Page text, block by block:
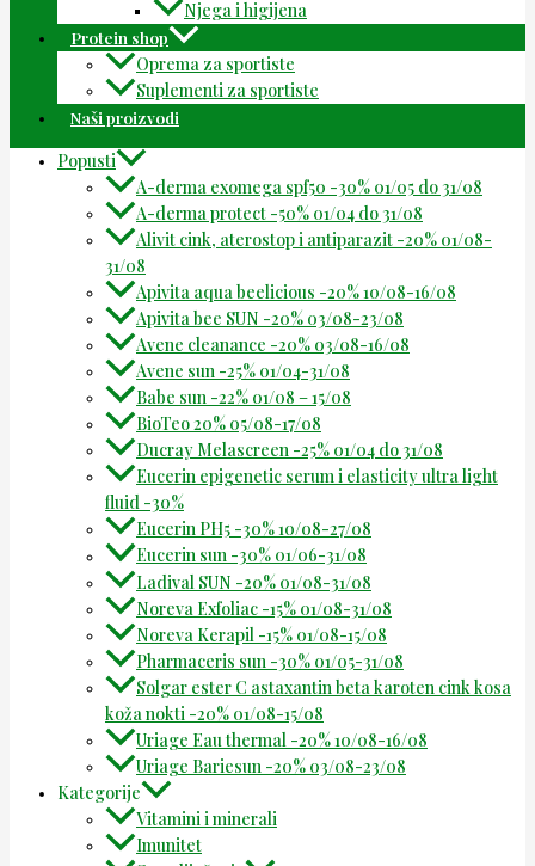
Njega i higijena
Protein shop
Oprema za sportiste
Suplementi za sportiste
Naši proizvodi
Popusti
A-derma exomega spf50 -30% 01/05 do 31/08
A-derma protect -50% 01/04 do 31/08
Alivit cink, aterostop i antiparazit -20% 01/08-
31/08
Apivita aqua beelicious -20% 10/08-16/08
Apivita bee SUN -20% 03/08-23/08
Avene cleanance -20% 03/08-16/08
Avene sun -25% 01/04-31/08
Babe sun -22% 01/08 – 15/08
BioTeo 20% 05/08-17/08
Ducray Melascreen -25% 01/04 do 31/08
Eucerin epigenetic serum i elasticity ultra light
fluid -30%
Eucerin PH5 -30% 10/08-27/08
Eucerin sun -30% 01/06-31/08
Ladival SUN -20% 01/08-31/08
Noreva Exfoliac -15% 01/08-31/08
Noreva Kerapil -15% 01/08-15/08
Pharmaceris sun -30% 01/05-31/08
Solgar ester C astaxantin beta karoten cink kosa
koža nokti -20% 01/08-15/08
Uriage Eau thermal -20% 10/08-16/08
Uriage Bariesun -20% 03/08-23/08
Kategorije
Vitamini i minerali
Imunitet